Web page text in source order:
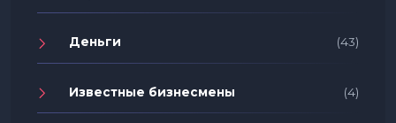
Деньги (43)
Известные бизнесмены (4)